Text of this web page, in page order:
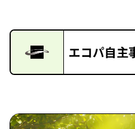
エコパ自主